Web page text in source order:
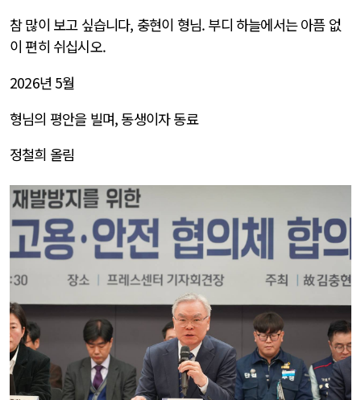
참 많이 보고 싶습니다, 충현이 형님. 부디 하늘에서는 아픔 없
이 편히 쉬십시오.
2026년 5월
형님의 평안을 빌며, 동생이자 동료
정철희 올림